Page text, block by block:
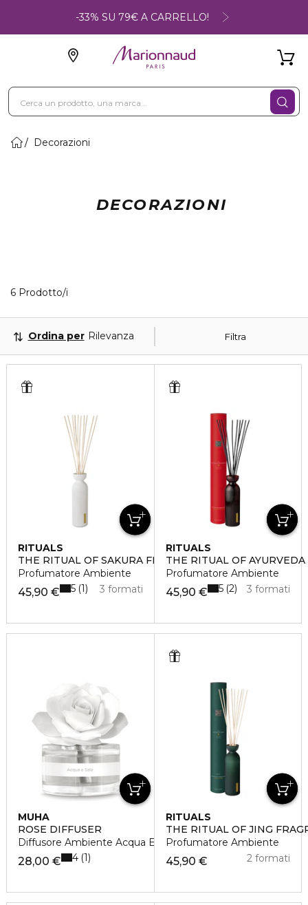
-33% SU 79€ A CARRELLO!
Decorazioni
DECORAZIONI
6 Prodotto/i
Filtra
Ordina per Rilevanza
RITUALS
THE RITUAL OF SAKURA FRAGRANCE STICKS
Profumatore Ambiente
45,90 € 3 formati
5 1
RITUALS
THE RITUAL OF
Profumatore Ambiente
45,90 € 3 formati
5 2
MUHA
ROSE DIFFUSER
Diffusore Ambiente Acqua E Sale
28,00 € 4 1
RITUALS
THE RITUAL OF JING
Profumatore Ambiente
45,90 € 2 formati